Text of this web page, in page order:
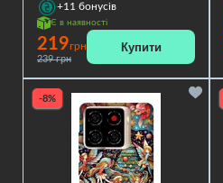
+11 бонусів
Є в наявності
219грн
239 грн
Купити
-8%